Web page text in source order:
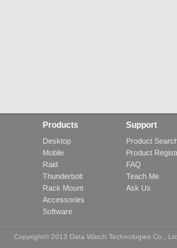
Products
Desktop
Mobile
Raid
Thunderbolt
Rack Mount
Accessories
Software
Support
Product
Product
FAQ
Teach Me
Ask Us
Copyright© 2013 Data Watch Technologies Co., Ltd.